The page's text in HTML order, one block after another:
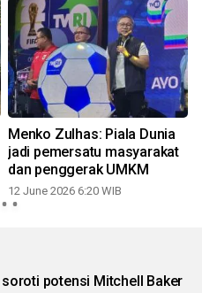
Menko Zulhas: Piala Dunia
jadi pemersatu masyarakat
dan penggerak UMKM
12 June 2026 6:20 WIB
potensi Mitchell Baker